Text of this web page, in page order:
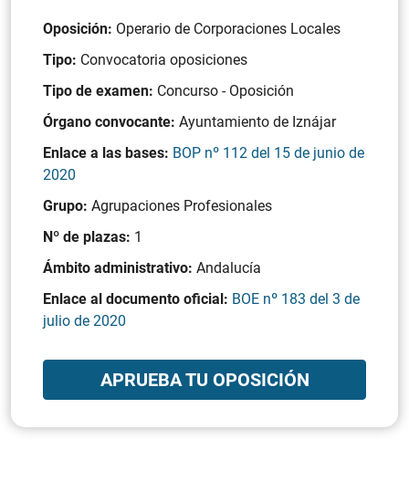
Oposición: Operario de Corporaciones Locales
Tipo: Convocatoria oposiciones
Tipo de examen: Concurso - Oposición
Órgano convocante: Ayuntamiento de Iznájar
Enlace a las bases: BOP nº 112 del 15 de junio de
2020
Grupo: Agrupaciones Profesionales
Nº de plazas: 1
Ámbito administrativo: Andalucía
Enlace al documento oficial: BOE nº 183 del 3 de
julio de 2020
APRUEBA TU OPOSICIÓN